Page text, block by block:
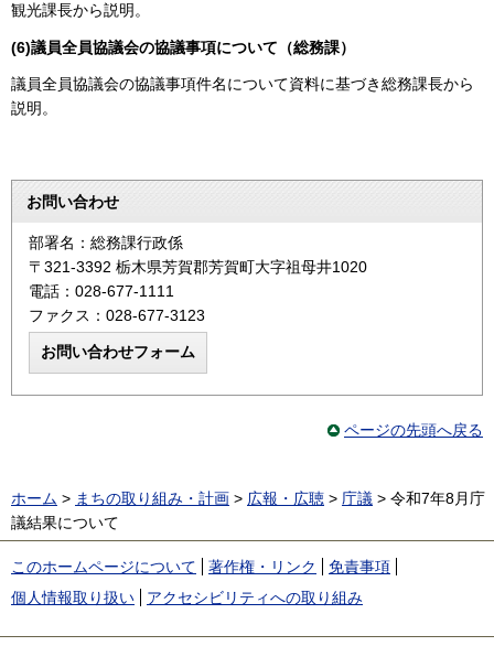
観光課長から説明。
(6)議員全員協議会の協議事項について（総務課）
議員全員協議会の協議事項件名について資料に基づき総務課長から
説明。
お問い合わせ
部署名：総務課行政係
〒321-3392 栃木県芳賀郡芳賀町大字祖母井1020
電話：028-677-1111
ファクス：028-677-3123
ページの先頭へ戻る
ホーム > まちの取り組み・計画 > 広報・広聴 > 庁議 > 令和7年8月庁
議結果について
このホームページについて 著作権・リンク
免責事項
個人情報取り扱い
アクセシビリティへの取り組み